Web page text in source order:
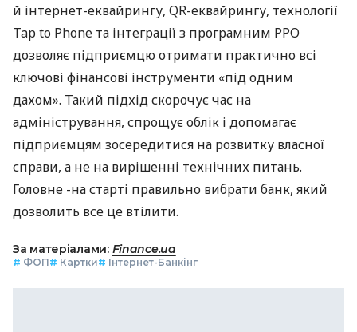
й інтернет-еквайрингу, QR-еквайрингу, технології
Tap to Phone та інтеграції з програмним РРО
дозволяє підприємцю отримати практично всі
ключові фінансові інструменти «під одним
дахом». Такий підхід скорочує час на
адміністрування, спрощує облік і допомагає
підприємцям зосередитися на розвитку власної
справи, а не на вирішенні технічних питань.
Головне -на старті правильно вибрати банк, який
дозволить все це втілити.
За матеріалами: Finance.ua
# ФОП# Картки# Інтернет-Банкінг